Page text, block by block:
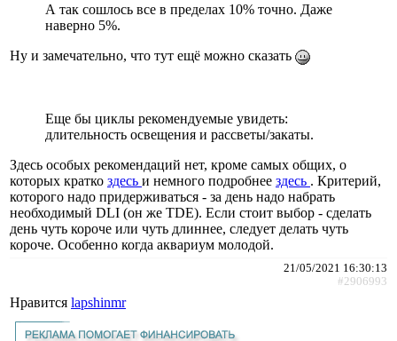
А так сошлось все в пределах 10% точно. Даже
наверно 5%.
Ну и замечательно, что тут ещё можно сказать
Еще бы циклы рекомендуемые увидеть:
длительность освещения и рассветы/закаты.
Здесь особых рекомендаций нет, кроме самых общих, о
которых кратко здесь и немного подробнее здесь . Критерий,
которого надо придерживаться - за день надо набрать
необходимый DLI (он же TDE). Если стоит выбор - сделать
день чуть короче или чуть длиннее, следует делать чуть
короче. Особенно когда аквариум молодой.
21/05/2021 16:30:13
#2906993
Нравится lapshinmr